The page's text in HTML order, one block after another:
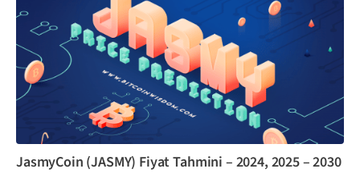
JasmyCoin (JASMY) Fiyat Tahmini – 2024, 2025 – 2030